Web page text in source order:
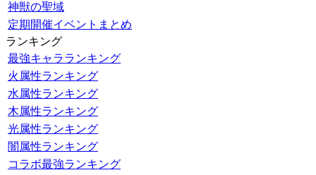
神獣の聖域
定期開催イベントまとめ
ランキング
最強キャラランキング
火属性ランキング
水属性ランキング
木属性ランキング
光属性ランキング
闇属性ランキング
コラボ最強ランキング